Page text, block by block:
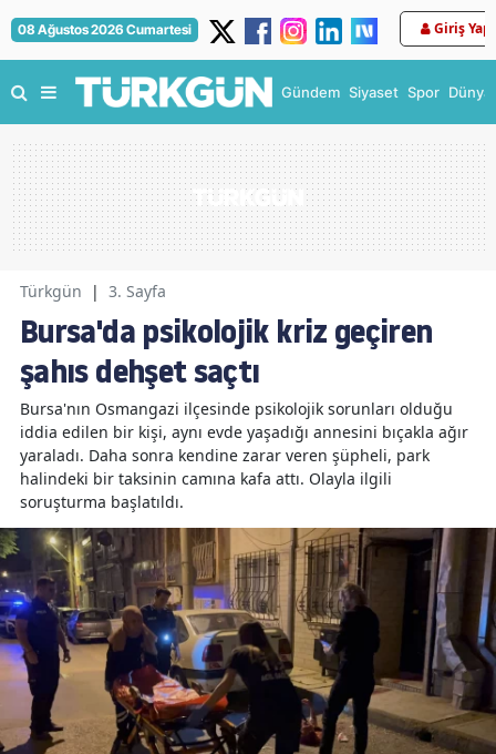
08 Ağustos 2026 Cumartesi Giriş Yap
Gündem Siyaset Spor Dünya
Türkgün | 3. Sayfa
Bursa'da psikolojik kriz geçiren
şahıs dehşet saçtı
Bursa'nın Osmangazi ilçesinde psikolojik sorunları olduğu
iddia edilen bir kişi, aynı evde yaşadığı annesini bıçakla ağır
yaraladı. Daha sonra kendine zarar veren şüpheli, park
halindeki bir taksinin camına kafa attı. Olayla ilgili
soruşturma başlatıldı.